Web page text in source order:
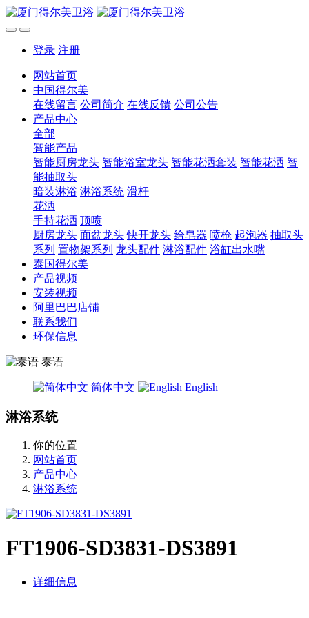
登录 注册
网站首页
中国得尔美
在线留言 公司简介 在线反馈 公司公告
产品中心
全部
智能产品
智能厨房龙头 智能浴室龙头 智能花洒套装 智能花洒 智
能抽取头
暗装淋浴 淋浴系统 滑杆
花洒
手持花洒 顶喷
厨房龙头 面盆龙头 快开龙头 给皂器 喷枪 起泡器 抽取头
系列 置物架系列 龙头配件 淋浴配件 浴缸出水嘴
泰国得尔美
产品视频
安装视频
阿里巴巴店铺
联系我们
环保信息
泰语
简体中文 English
淋浴系统
你的位置
网站首页
产品中心
淋浴系统
FT1906-SD3831-DS3891
详细信息